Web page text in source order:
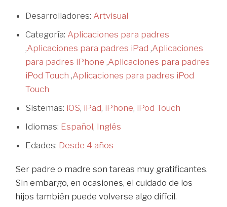
Desarrolladores: Artvisual
Categoría: Aplicaciones para padres
,Aplicaciones para padres iPad ,Aplicaciones
para padres iPhone ,Aplicaciones para padres
iPod Touch ,Aplicaciones para padres iPod
Touch
Sistemas: iOS, iPad, iPhone, iPod Touch
Idiomas: Español, Inglés
Edades: Desde 4 años
Ser padre o madre son tareas muy gratificantes.
Sin embargo, en ocasiones, el cuidado de los
hijos también puede volverse algo difícil.